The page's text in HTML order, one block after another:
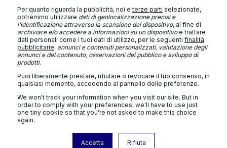
Per quanto riguarda la pubblicità, noi eterze parti selezionate,
potremmo utilizzare dati di geolocalizzazione precisi e
l’identificazione attraverso la scansione del dispositivo, al fine di
archiviare e/o accedere a informazioni su un dispositivoe trattare
dati personali come i tuoi dati di utilizzo, per le seguenti finalità
pubblicitarie: annunci e contenuti personalizzati, valutazione degli
annunci e del contenuto, osservazioni del pubblico e sviluppo di
prodotti.
Puoi liberamente prestare, rifiutare o revocare il tuo consenso, in
qualsiasi momento, accedendo al pannello delle preferenze.
We won't track your information when you visit our site. But in
order to comply with your preferences, we'll have to use just
one tiny cookie so that you're not asked to make this choice
again.
Accetta Rifiuta
TURATTI CONSULTING SRL
Privacy Policy Cookie Policy Contatti Blog
© 2026 Turatti Consulting SRL - Unipersonale - Capitale sociale: € 10.000